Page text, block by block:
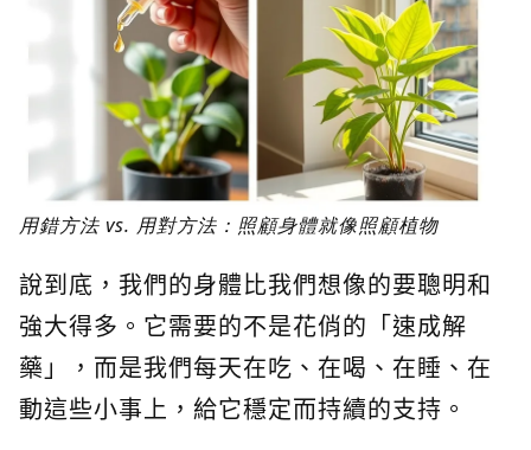
用錯方法 vs. 用對方法：照顧身體就像照顧植物
說到底，我們的身體比我們想像的要聰明和
強大得多。它需要的不是花俏的「速成解
藥」，而是我們每天在吃、在喝、在睡、在
動這些小事上，給它穩定而持續的支持。